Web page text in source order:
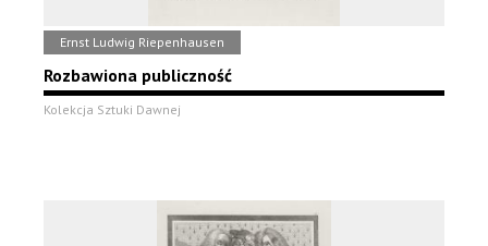
Ernst Ludwig Riepenhausen
Rozbawiona publiczność
Kolekcja Sztuki Dawnej